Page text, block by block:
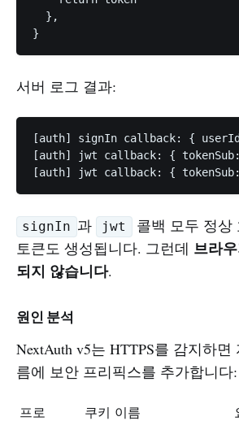
  },
서버 로그 결과:
[auth] signIn callback: {
[auth] jwt callback: {
signIn 과 jwt
콜백 모두 정상
토큰도 생성됩니다. 그런데 브라
되지 않습니다.
원인 분석
NextAuth v5는 HTTPS를 감지하
름에 보안 프리픽스를 추가합니다:
프로
쿠키 이름